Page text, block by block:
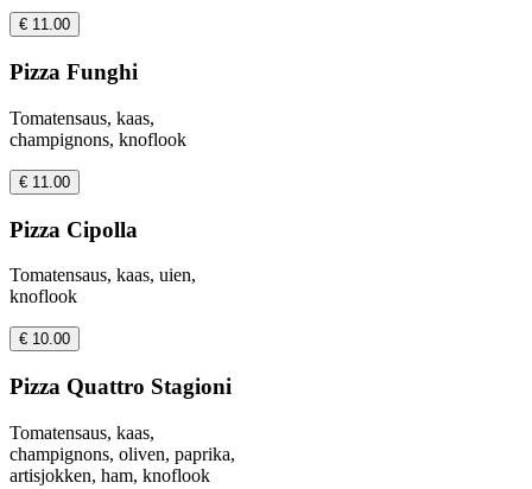
€ 11.00
Pizza Funghi
Tomatensaus, kaas,
champignons, knoflook
€ 11.00
Pizza Cipolla
Tomatensaus, kaas, uien,
knoflook
€ 10.00
Pizza Quattro Stagioni
Tomatensaus, kaas,
champignons, oliven, paprika,
artisjokken, ham, knoflook